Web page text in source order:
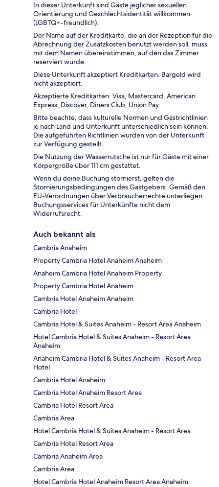
In dieser Unterkunft sind Gäste jeglicher sexuellen
Orientierung und Geschlechtsidentität willkommen
(LGBTQ+-freundlich).
Der Name auf der Kreditkarte, die an der Rezeption für die
Abrechnung der Zusatzkosten benutzt werden soll, muss
mit dem Namen übereinstimmen, auf den das Zimmer
reserviert wurde.
Diese Unterkunft akzeptiert Kreditkarten. Bargeld wird
nicht akzeptiert.
Akzeptierte Kreditkarten: Visa, Mastercard, American
Express, Discover, Diners Club, Union Pay
Bitte beachte, dass kulturelle Normen und Gastrichtlinien
je nach Land und Unterkunft unterschiedlich sein können.
Die aufgeführten Richtlinien wurden von der Unterkunft
zur Verfügung gestellt.
Die Nutzung der Wasserrutsche ist nur für Gäste mit einer
Körpergröße über 111 cm gestattet.
Wenn du deine Buchung stornierst, gelten die
Stornierungsbedingungen des Gastgebers. Gemäß den
EU-Verordnungen über Verbraucherrechte unterliegen
Buchungsservices für Unterkünfte nicht dem
Widerrufsrecht.
Auch bekannt als
Cambria Anaheim
Property Cambria Hotel Anaheim Anaheim
Anaheim Cambria Hotel Anaheim Property
Property Cambria Hotel Anaheim
Cambria Hotel Anaheim Anaheim
Cambria Hotel
Cambria Hotel & Suites Anaheim - Resort Area Anaheim
Hotel Cambria Hotel & Suites Anaheim - Resort Area
Anaheim
Anaheim Cambria Hotel & Suites Anaheim - Resort Area
Hotel
Cambria Hotel Anaheim
Cambria Hotel Anaheim Resort Area
Cambria Hotel Resort Area
Cambria Area
Hotel Cambria Hotel & Suites Anaheim - Resort Area
Cambria Hotel Resort Area
Cambria Anaheim Area
Cambria Area
Hotel Cambria Hotel Anaheim Resort Area Anaheim